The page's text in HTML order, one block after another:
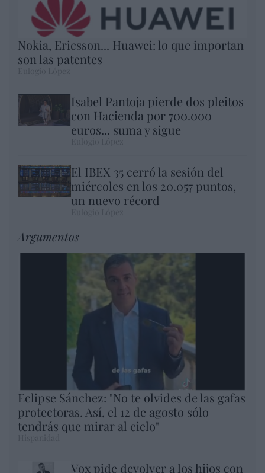
Nokia, Ericsson... Huawei: lo que importan
son las patentes
Isabel Pantoja pierde dos pleitos
con Hacienda por 700.000
euros... suma y sigue
El IBEX 35 cerró la sesión del
miércoles en los 20.057 puntos,
un nuevo récord
Argumentos
Eclipse Sánchez: "No te olvides de las gafas
protectoras. Así, el 12 de agosto sólo
tendrás que mirar al cielo"
Vox pide devolver a los hijos con